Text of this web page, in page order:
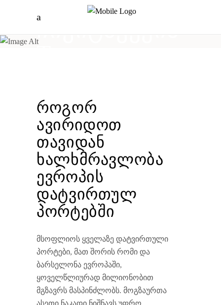
ჩივიტავექია
როგორ
ავირიდოთ
თავიდან
ხალხმრავლობა
ევროპის
დატვირთულ
პორტებში
მსოფლიოს ყველაზე დატვირთული
პორტები, მათ შორის რომი და
ბარსელონა ევროპაში,
ყოველწლიურად მილიონობით
მგზავრს მასპინძლობს. მოგზაურთა